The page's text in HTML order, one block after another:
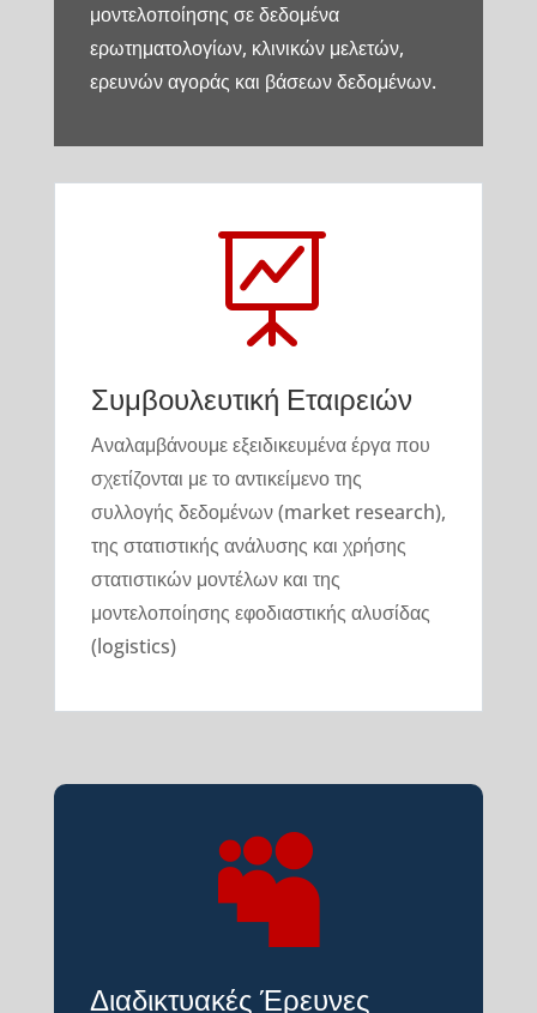
μοντελοποίησης σε δεδομένα
ερωτηματολογίων, κλινικών μελετών,
ερευνών αγοράς και βάσεων δεδομένων.

Συμβουλευτική Εταιρειών
Αναλαμβάνουμε εξειδικευμένα έργα που
σχετίζονται με το αντικείμενο της
συλλογής δεδομένων (market research),
της στατιστικής ανάλυσης και χρήσης
στατιστικών μοντέλων και της
μοντελοποίησης εφοδιαστικής αλυσίδας
(logistics)

Διαδικτυακές Έρευνες